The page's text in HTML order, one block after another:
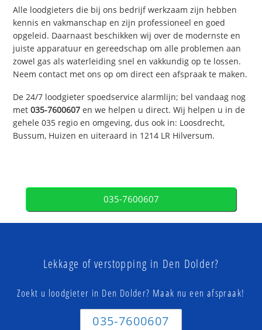
Alle loodgieters die bij ons bedrijf werkzaam zijn hebben
kennis en vakmanschap en zijn professioneel en goed
opgeleid. Daarnaast beschikken wij over de modernste en
juiste apparatuur en gereedschap om alle problemen aan
zowel gas als waterleiding snel en vakkundig op te lossen.
Neem contact met ons op om direct een afspraak te maken.
De 24/7 loodgieter spoedservice alarmlijn; bel vandaag nog
met035-7600607 en we helpen u direct. Wij helpen u in de
gehele 035 regio en omgeving, dus ook in: Loosdrecht,
Bussum, Huizen en uiteraard in 1214 LR Hilversum.
035-7600607
Lekkage of verstopping in Den Dolder?
Zoekt u loodgieter in Den Dolder? Maak nu een afspraak!
035-7600607